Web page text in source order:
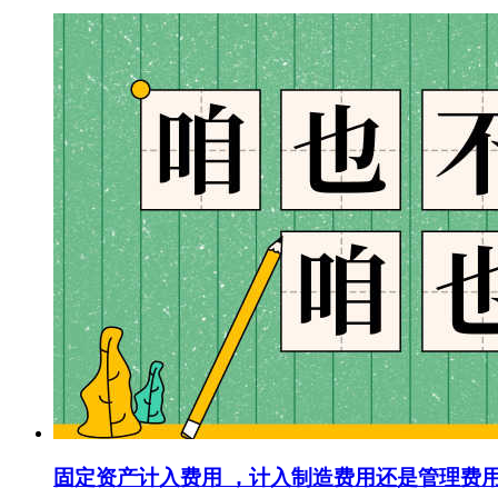
固定资产计入费用 ，计入制造费用还是管理费